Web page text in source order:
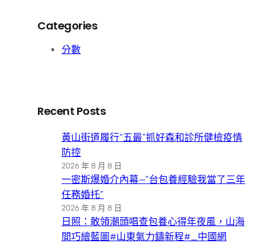
Categories
分數
Recent Posts
黃山街道履行“五最”抓好森和診所健檢疫情
防控
2026 年 8 月 8 日
一密斯爆婚介內幕—”台包養經驗我當了三年
任務婚托”
2026 年 8 月 8 日
日照：敢領潮頭唱查包養心得年夜風，山海
間巧繪藍圖#山東氣力鑄新程#_中國網